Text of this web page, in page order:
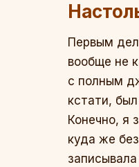
Первым
вообще не
с полным
кстати,
Конечно, я
куда же